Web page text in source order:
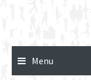
Menu